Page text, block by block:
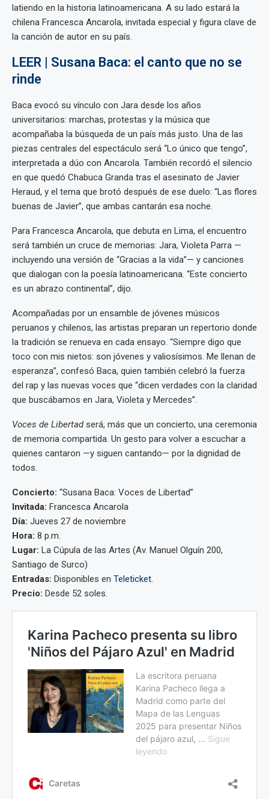
latiendo en la historia latinoamericana. A su lado estará la
chilena Francesca Ancarola, invitada especial y figura clave de
la canción de autor en su país.
LEER | Susana Baca: el canto que no se
rinde
Baca evocó su vínculo con Jara desde los años
universitarios: marchas, protestas y la música que
acompañaba la búsqueda de un país más justo. Una de las
piezas centrales del espectáculo será “Lo único que tengo”,
interpretada a dúo con Ancarola. También recordó el silencio
en que quedó Chabuca Granda tras el asesinato de Javier
Heraud, y el tema que brotó después de ese duelo: “Las flores
buenas de Javier”, que ambas cantarán esa noche.
Para Francesca Ancarola, que debuta en Lima, el encuentro
será también un cruce de memorias: Jara, Violeta Parra —
incluyendo una versión de “Gracias a la vida”— y canciones
que dialogan con la poesía latinoamericana. “Este concierto
es un abrazo continental”, dijo.
Acompañadas por un ensamble de jóvenes músicos
peruanos y chilenos, las artistas preparan un repertorio donde
la tradición se renueva en cada ensayo. “Siempre digo que
toco con mis nietos: son jóvenes y valiosísimos. Me llenan de
esperanza”, confesó Baca, quien también celebró la fuerza
del rap y las nuevas voces que “dicen verdades con la claridad
que buscábamos en Jara, Violeta y Mercedes”.
Voces de Libertadserá, más que un concierto, una ceremonia
de memoria compartida. Un gesto para volver a escuchar a
quienes cantaron —y siguen cantando— por la dignidad de
todos.
Concierto: “Susana Baca: Voces de Libertad”
Invitada: Francesca Ancarola
Día: Jueves 27 de noviembre
Hora: 8 p.m.
Lugar: La Cúpula de las Artes (Av. Manuel Olguín 200,
Santiago de Surco)
Entradas: Disponibles en Teleticket.
Precio: Desde 52 soles.